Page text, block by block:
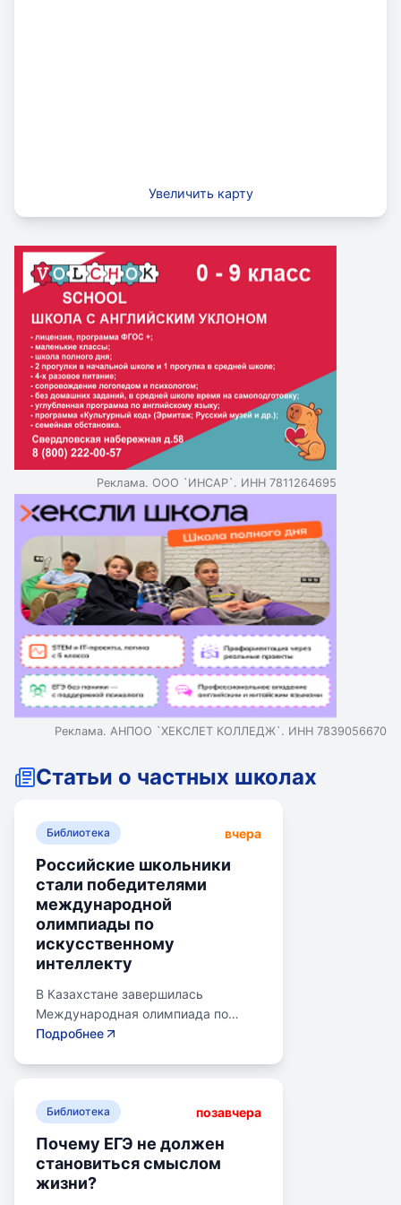
Увеличить карту
Реклама. ООО `ИНСАР`. ИНН 7811264695
Реклама. АНПОО `ХЕКСЛЕТ КОЛЛЕДЖ`. ИНН 7839056670
Статьи о частных школах
Библиотека вчера
Российские школьники
стали победителями
международной
олимпиады по
искусственному
интеллекту
В Казахстане завершилась
Международная олимпиада по
искусственному интеллекту.
бронзовую медаль. Олимпиада
стран, заняв второе место по числу
участников. Награды получили
Артем Горохов, Михаил Вершинин,
Подробнее
Библиотека позавчера
Почему ЕГЭ не должен
становиться смыслом
жизни?